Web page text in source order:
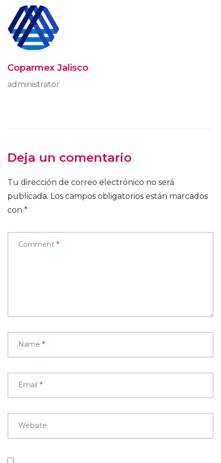
Coparmex Jalisco
administrator
Deja un comentario
Tu dirección de correo electrónico no será
publicada. Los campos obligatorios están marcados
con *
Comment *
Name *
Email *
Website